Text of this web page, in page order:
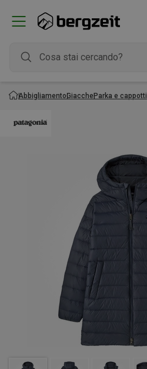
AbbigliamentoGiaccheParka e cappotti